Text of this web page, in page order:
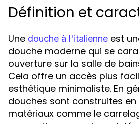
Définition et
Une douche à l'italienne est
douche moderne qui se
ouverture sur la salle de
Cela offre un accès plus
esthétique minimaliste. En
douches sont construites
matériaux comme le